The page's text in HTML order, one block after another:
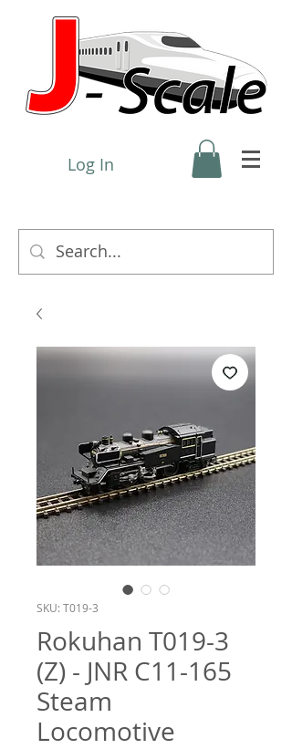
Log In
SKU: T019-3
Rokuhan T019-3
(Z) - JNR C11-165
Steam
Locomotive